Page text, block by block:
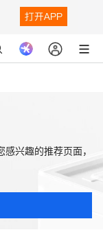
兴趣的推荐页面，